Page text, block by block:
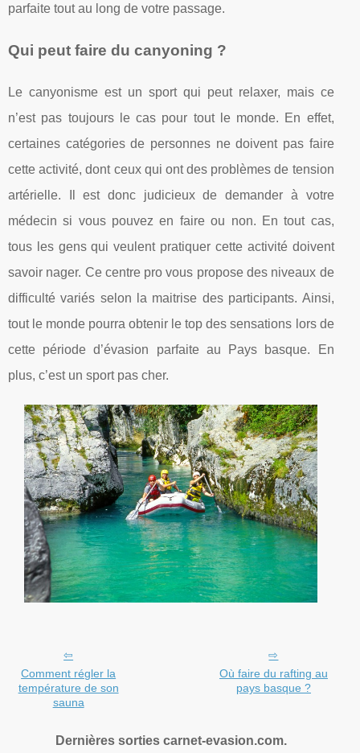
parfaite tout au long de votre passage.
Qui peut faire du canyoning ?
Le canyonisme est un sport qui peut relaxer, mais ce
n’est pas toujours le cas pour tout le monde. En effet,
certaines catégories de personnes ne doivent pas faire
cette activité, dont ceux qui ont des problèmes de tension
artérielle. Il est donc judicieux de demander à votre
médecin si vous pouvez en faire ou non. En tout cas,
tous les gens qui veulent pratiquer cette activité doivent
savoir nager. Ce centre pro vous propose des niveaux de
difficulté variés selon la maitrise des participants. Ainsi,
tout le monde pourra obtenir le top des sensations lors de
cette période d’évasion parfaite au Pays basque. En
plus, c’est un sport pas cher.
Comment régler la
température de son
sauna
Où faire du rafting au
pays basque ?
Dernières sorties carnet-evasion.com.